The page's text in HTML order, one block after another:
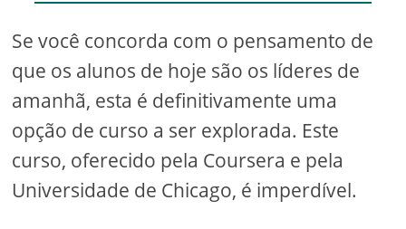
Se você concorda com o pensamento de
que os alunos de hoje são os líderes de
amanhã, esta é definitivamente uma
opção de curso a ser explorada. Este
curso, oferecido pela Coursera e pela
Universidade de Chicago, é imperdível.